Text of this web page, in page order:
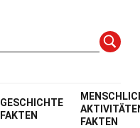
GESCHICHTE
FAKTEN
FAKTEN